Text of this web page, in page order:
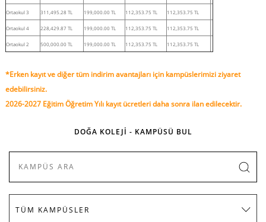
Ortaokul 3 311,495.28 TL 199,000.00 TL 112,353.75 TL 112,353.75 TL
Ortaokul 4 228,429.87 TL 199,000.00 TL 112,353.75 TL 112,353.75 TL
Ortaokul 2 500,000.00 TL 199,000.00 TL 112,353.75 TL 112,353.75 TL
*Erken kayıt ve diğer tüm indirim avantajları için kampüslerimizi ziyaret
edebilirsiniz.
2026-2027 Eğitim Öğretim Yılı kayıt ücretleri daha sonra ilan edilecektir.
DOĞA KOLEJİ - KAMPÜSÜ BUL